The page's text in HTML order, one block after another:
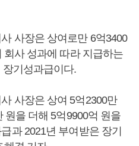
사장은 상여로만 6억3400
회사 성과에 따라 지급하는
기성과급이다.
사장은 상여 5억2300만
원을 더해 5억9900억 원을
과 2021년 부여받은 장기